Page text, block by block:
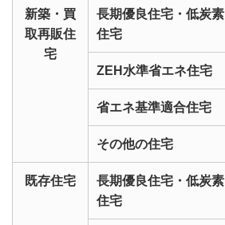
新築・買
取再販住
宅
長期優良住宅・低炭素
住宅
ZEH水準省エネ住宅
省エネ基準適合住宅
その他の住宅
既存住宅
長期優良住宅・低炭素
住宅